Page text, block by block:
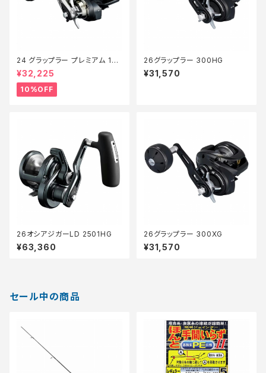
24 グラップラー プレミアム 150
XG 新製品2024【継続セール_
リール】【10】
¥32,225
10%OFF
26グラップラー 300HG
¥31,570
26オシアジガーLD 2501HG
¥63,360
26グラップラー 300XG
¥31,570
セール中の商品